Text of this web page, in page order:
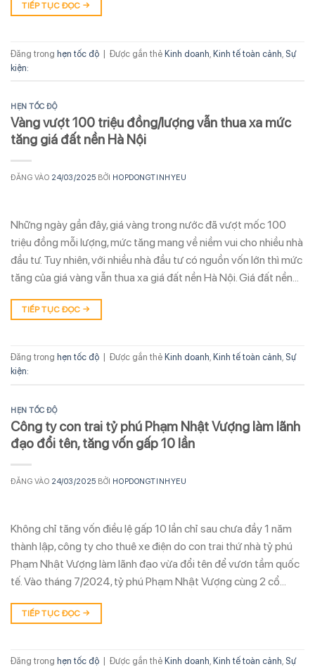
TIẾP TỤC ĐỌC →
Đăng trong hẹn tốc độ | Được gắn thẻ Kinh doanh Kinh tế toàn cảnh Sự
kiện:
HẸN TỐC ĐỘ
Vàng vượt 100 triệu đồng/lượng vẫn thua xa mức
tăng giá đất nền Hà Nội
ĐĂNG VÀO 24/03/2025 BỞI HOPDONGTINHYEU
Những ngày gần đây, giá vàng trong nước đã vượt mốc 100
triệu đồng mỗi lượng, mức tăng mang về niềm vui cho nhiều nhà
đầu tư. Tuy nhiên, với nhiều nhà đầu tư có nguồn vốn lớn thì mức
tăng của giá vàng vẫn thua xa giá đất nền Hà Nội. Giá đất nền…
TIẾP TỤC ĐỌC →
Đăng trong hẹn tốc độ Được gắn thẻ Kinh doanh, Kinh tế toàn cảnh, Sự
kiện:
HẸN TỐC ĐỘ
Công ty con trai tỷ phú Phạm Nhật Vượng làm lãnh
đạo đổi tên, tăng vốn gấp 10 lần
ĐĂNG VÀO 24/03/2025 BỞI HOPDONGTINHYEU
Không chỉ tăng vốn điều lệ gấp 10 lần chỉ sau chưa đầy 1 năm
thành lập, công ty cho thuê xe điện do con trai thứ nhà tỷ phú
Phạm Nhật Vượng làm lãnh đạo vừa đổi tên để vươn tầm quốc
tế. Vào tháng 7/2024, tỷ phú Phạm Nhật Vượng cùng 2 cổ…
TIẾP TỤC ĐỌC →
Đăng trong hẹn tốc độ Được gắn thẻ Kinh doanh Kinh tế toàn cảnh Sự